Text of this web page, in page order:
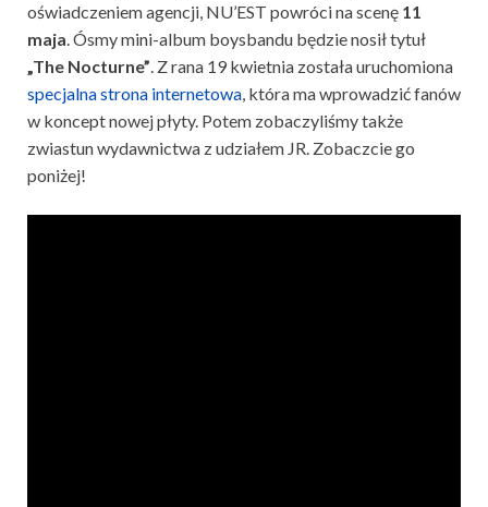
oświadczeniem agencji, NU’EST powróci na scenę 11
maja. Ósmy mini-album boysbandu będzie nosił tytuł
„The Nocturne”. Z rana 19 kwietnia została uruchomiona
specjalna strona internetowa, która ma wprowadzić fanów
w koncept nowej płyty. Potem zobaczyliśmy także
zwiastun wydawnictwa z udziałem JR. Zobaczcie go
poniżej!